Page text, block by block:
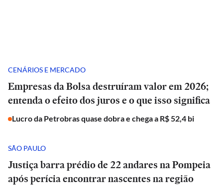
CENÁRIOS E MERCADO
Empresas da Bolsa destruíram valor em 2026;
entenda o efeito dos juros e o que isso significa
Lucro da Petrobras quase dobra e chega a R$ 52,4 bi
SÃO PAULO
Justiça barra prédio de 22 andares na Pompeia
após perícia encontrar nascentes na região